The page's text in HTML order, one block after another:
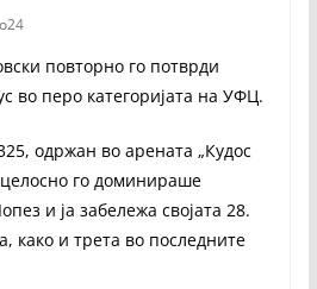
повторно го потврди
во перо категоријата на УФЦ.
одржан во арената „Кудос
целосно го доминираше
и ја забележа својата 28.
како и трета во последните